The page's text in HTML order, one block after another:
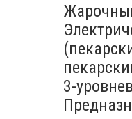
3-